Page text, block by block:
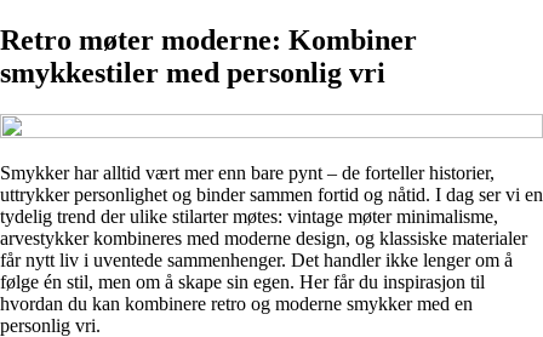
Retro møter moderne: Kombiner
smykkestiler med personlig vri
Smykker har alltid vært mer enn bare pynt – de forteller historier,
uttrykker personlighet og binder sammen fortid og nåtid. I dag ser vi en
tydelig trend der ulike stilarter møtes: vintage møter minimalisme,
arvestykker kombineres med moderne design, og klassiske materialer
får nytt liv i uventede sammenhenger. Det handler ikke lenger om å
følge én stil, men om å skape sin egen. Her får du inspirasjon til
hvordan du kan kombinere retro og moderne smykker med en
personlig vri.